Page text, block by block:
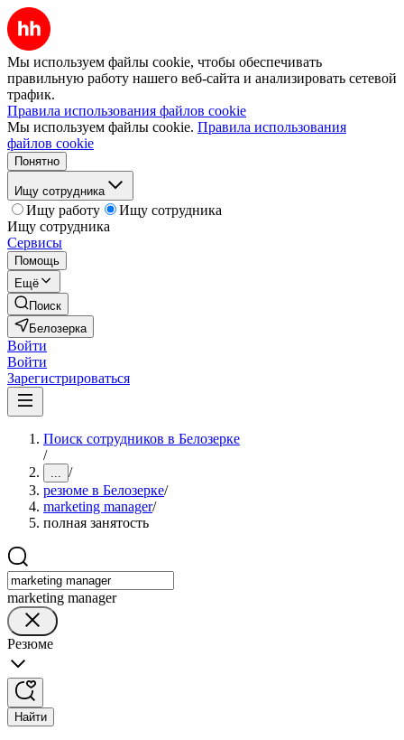
Мы используем файлы cookie, чтобы обеспечивать
правильную работу нашего веб-сайта и анализировать сетевой
трафик.
Правила использования файлов cookie
Мы используем файлы cookie. Правила использования
файлов cookie
Понятно
Ищу сотрудника
Ищу работу
Ищу сотрудника
Ищу сотрудника
Сервисы
Помощь
Ещё
Поиск
Белозерка
Войти
Войти
Зарегистрироваться
Поиск сотрудников в Белозерке
/
... /
резюме в Белозерке/
marketing manager/
полная занятость
marketing manager
Резюме
Найти